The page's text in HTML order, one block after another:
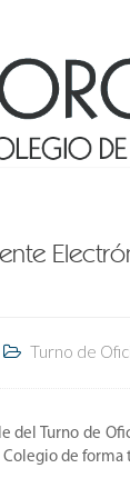
Turno de
del Turno de
de